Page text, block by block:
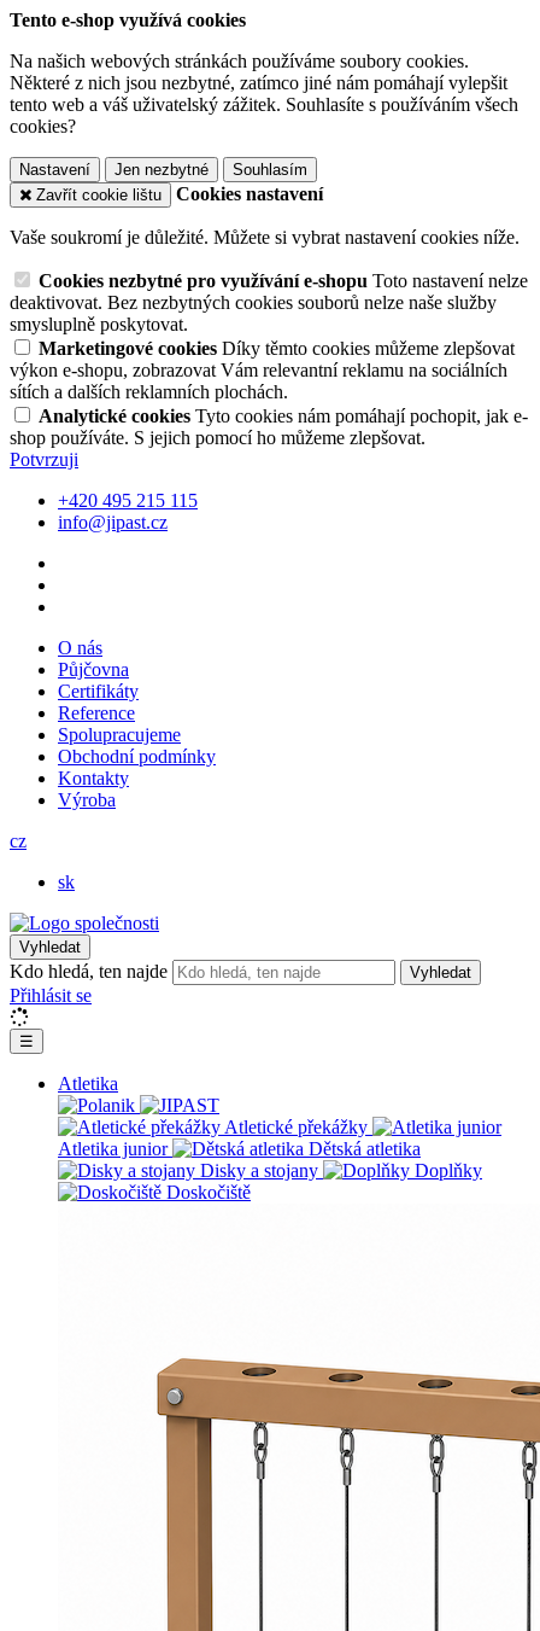
Tento e-shop využívá cookies
Na našich webových stránkách používáme soubory cookies.
Některé z nich jsou nezbytné, zatímco jiné nám pomáhají vylepšit
tento web a váš uživatelský zážitek. Souhlasíte s používáním všech
cookies?
Nastavení Jen nezbytné
Souhlasím
Zavřít cookie lištu
Cookies nastavení
Vaše soukromí je důležité. Můžete si vybrat nastavení cookies níže.
Cookies nezbytné pro využívání e-shopu Toto nastavení nelze
deaktivovat. Bez nezbytných cookies souborů nelze naše služby
smysluplně poskytovat.
Marketingové cookies Díky těmto cookies můžeme zlepšovat
výkon e-shopu, zobrazovat Vám relevantní reklamu na sociálních
sítích a dalších reklamních plochách.
Analytické cookies Tyto cookies nám pomáhají pochopit, jak e-
shop používáte. S jejich pomocí ho můžeme zlepšovat.
Potvrzuji
+420 495 215 115
info@jipast.cz
O nás
Půjčovna
Certifikáty
Reference
Spolupracujeme
Obchodní podmínky
Kontakty
Výroba
cz
sk
Vyhledat
Kdo hledá, ten najde Vyhledat
Přihlásit se
☰
Atletika
Atletické překážky
Atletika junior
Dětská atletika
Disky a stojany
Doplňky
Doskočiště